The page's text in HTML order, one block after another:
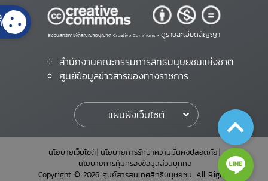
สงวนสิทธิ์ภายใต้สัญญาอนุญาต Creative Commons • ดูรายละเอียดสัญญา
สำนักงานคณะกรรมการสิทธิมนุษยชนแห่งชาติ
ศูนย์ข้อมูลข่าวสารของทางราชการ
แผนผังเว็บไซต์
นโยบายเว็บไซต์ นโยบายการรักษาความมั่นคงปลอดภัย
นโยบายการคุ้มครองข้อมูลส่วนบุคคล
Copyright © 2026 ศูนย์สารสนเทศสิทธิมนุษยชน. All Rights